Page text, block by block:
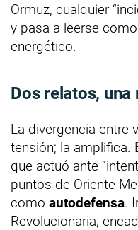
Ormuz, cualquier
y pasa a leerse
energético.
Dos relatos,
La divergencia entre
tensión; la amplifica.
que actuó ante
puntos de Oriente
como autodefensa.
Revolucionaria,